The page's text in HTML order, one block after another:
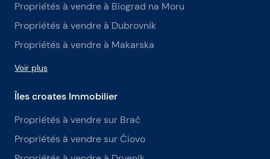
Propriétés à vendre à Biograd na Moru
Propriétés à vendre à Dubrovnik
Propriétés à vendre à Makarska
Voir plus
Îles croates Immobilier
Propriétés à vendre sur Brač
Propriétés à vendre sur Čiovo